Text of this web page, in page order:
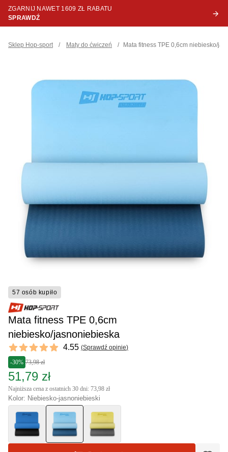
ZGARNIJ NAWET 1609 ZŁ RABATU
SPRAWDŹ
Sklep Hop-sport / Maty do ćwiczeń / Mata fitness TPE 0,6cm niebiesko/
57 osób kupiło
Mata fitness TPE 0,6cm
niebiesko/jasnoniebieska
Reviews
4.55 out of 5 stars 4.55 (Sprawdź opinie)
-30% 73,98 zł
51,79 zł
Najniższa cena z ostatnich 30 dni: 73,98 zł
Kolor: Niebiesko-jasnoniebieski